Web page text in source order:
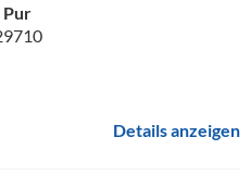
Pur
Details anzeigen